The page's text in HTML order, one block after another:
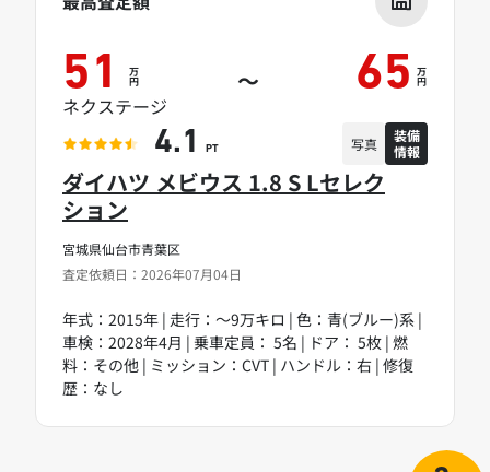
宮城県仙台市青葉区
査定依頼日：2026年07月04日
ダイハツ メビウス 1.8 S Lセレク
ション
年式：2015年 | 走行：～9万キロ | 色：青(ブルー)系 |
車検：2028年4月 | 乗車定員： 5名 | ドア： 5枚 | 燃
料：その他 | ミッション：CVT | ハンドル：右 | 修復
歴：なし
51 万
円 ～ 65 万
円
ネクステージ
4.1 PT 写真
装備
情報